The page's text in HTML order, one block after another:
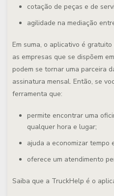
cotação de peças e de
agilidade na mediação
Em suma, o aplicativo é
as empresas que se dispõem
podem se tornar uma parceira
assinatura mensal. Então, se
ferramenta que:
permite encontrar uma
qualquer hora e lugar;
ajuda a economizar tempo
oferece um atendimento
Saiba que a TruckHelp é o